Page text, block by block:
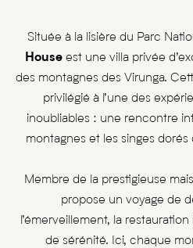
Située à la lisière du Parc
Houseest une villa privée
des montagnes des Virunga.
privilégié à l’une des
inoubliables : une rencontre
montagnes et les singes
Membre de la prestigieuse
propose un voyage de
l’émerveillement, la
de sérénité. Ici, chaque